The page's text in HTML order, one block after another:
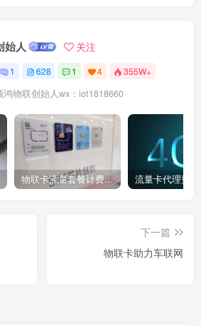
始人 关注
1 628 1 4 355W+
鸿物联创始人wx：iot1818660
物联卡流量套餐计费方式 流量卡代理费用
下一篇
物联卡助力车联网